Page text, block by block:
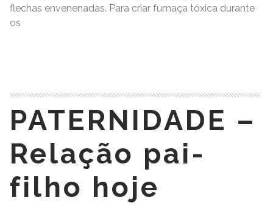
flechas envenenadas. Para criar fumaça tóxica durante
os
PATERNIDADE –
Relação pai-
filho hoje